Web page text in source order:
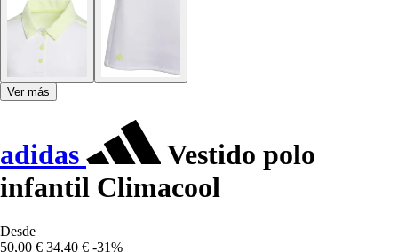
Ver más
adidas
Vestido polo
infantil Climacool
Desde
50,00 € 34,40 € -31%